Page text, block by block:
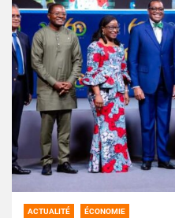
ACTUALITÉ ÉCONOMIE